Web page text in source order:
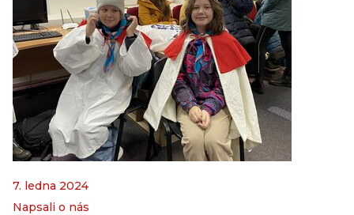
7. ledna 2024
Napsali o nás